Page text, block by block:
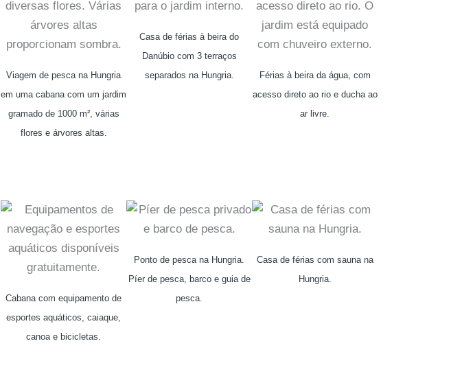
Viagem de pesca na Hungria
em uma cabana com um jardim
gramado de 1000 m², várias
flores e árvores altas.
Casa de férias à beira do
Danúbio com 3 terraços
separados na Hungria.
Férias à beira da água, com
acesso direto ao rio e ducha ao
ar livre.
Cabana com equipamento de
esportes aquáticos, caiaque,
canoa e bicicletas.
Ponto de pesca na Hungria.
Píer de pesca, barco e guia de
pesca.
Casa de férias com sauna na
Hungria.